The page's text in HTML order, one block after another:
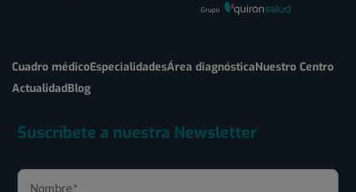
Cuadro médicoEspecialidadesÁrea diagnósticaNuestro Centro
ActualidadBlog
Suscríbete a nuestra Newsletter